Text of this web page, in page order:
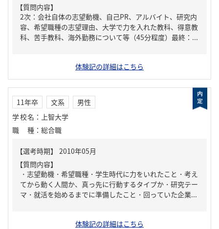
【質問内容】
2次：会社自体の志望動機、自己PR、アルバイト、研究内
容、希望職種の志望理由、大学で力を入れた教科、得意教
科、苦手教科、海外勤務について等（45分程度）最終：...
体験記の詳細はこちら
11年卒 文系
男性
学校名 ： 上智大学
職種 ： 総合職
【質問内容】
・志望動機・希望職種・学生時代に力をいれたこと・考え
てから動く人間か、真っ先に行動するタイプか・研究テー
マ・就活を始めるまでに準備したこと・回っていた企業...
体験記の詳細はこちら